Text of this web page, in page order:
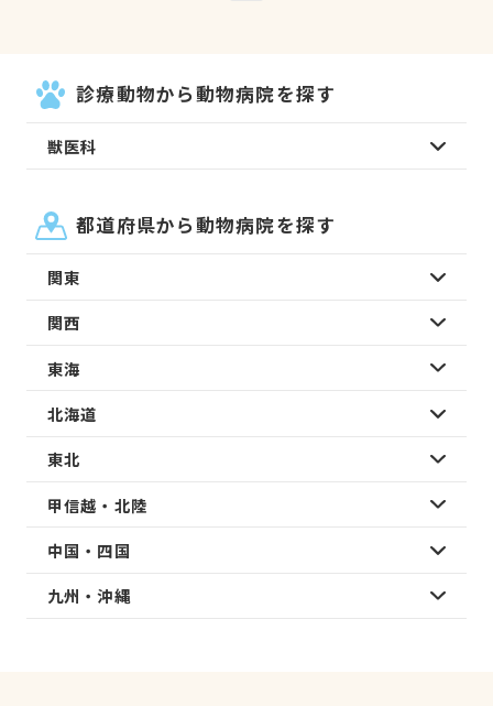
診療動物から動物病院を探す
獣医科
都道府県から動物病院を探す
関東
関西
東海
北海道
東北
甲信越・北陸
中国・四国
九州・沖縄